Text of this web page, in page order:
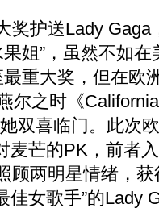
奖护送Lady
姐”，虽然不如
重大奖，但在欧
尔之时《
双喜临门。此次
麦芒的PK，前者
顾两明星情绪，获
佳女歌手”的Lady